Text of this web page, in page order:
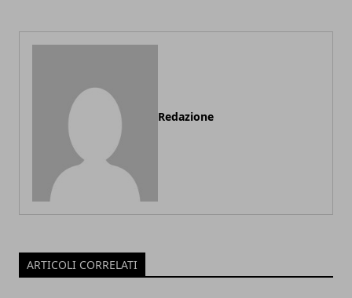
Redazione
ARTICOLI CORRELATI